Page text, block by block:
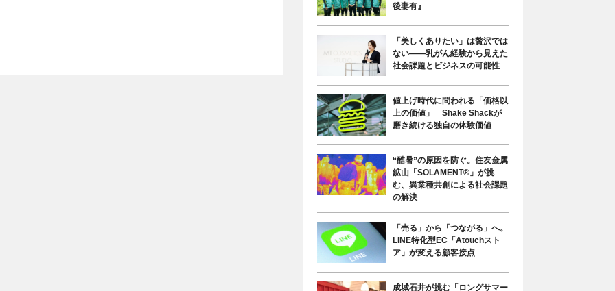
後妻有』
「美しくありたい」は贅沢では
ない――乳がん経験から見えた
社会課題とビジネスの可能性
値上げ時代に問われる「価格以
上の価値」 Shake Shackが
磨き続ける独自の体験価値
“酷暑”の原因を防ぐ。住友金属
鉱山「SOLAMENT®」が挑
む、異業種共創による社会課題
の解決
「売る」から「つながる」へ。
LINE特化型EC「Atouchスト
ア」が変える顧客接点
成城石井が挑む「ロングサマー